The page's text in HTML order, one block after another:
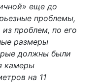
еще до
проблемы,
проблем, по его
размеры
должны были
камеры
на 11